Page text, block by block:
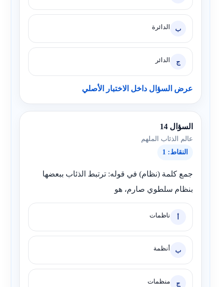
ب الدائرة
ج الدائر
عرض السؤال داخل الاختبار الأصلي
السؤال 14
عالم الذئاب الملهم
النقاط: 1
جمع كلمة (نظام) في قوله: ترتبط الذئاب ببعضها
بنظام سلطوي صارم، هو
أ ناظمات
ب أنظمة
ج منظمات